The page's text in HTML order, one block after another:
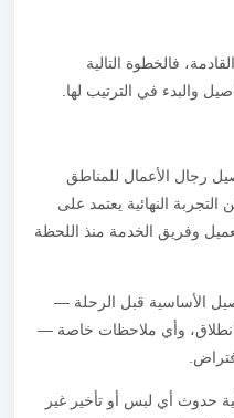
فالخطوة التالية
والبدء في الترتيب لها.
رجال الأعمال للمناطق
النهائية يعتمد على
وفريق الخدمة منذ اللحظة
الأساسية قبل الرحلة —
وأي ملاحظات خاصة —
حدوث أي لبس أو تأخير غير